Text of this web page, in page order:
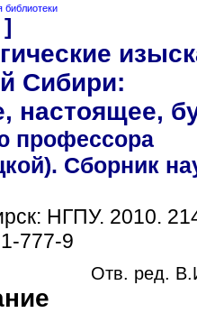
библиотеки
Сибири:
настоящее,
профессора
Сборник
НГПУ. 2010.
777-9
Отв. ред.